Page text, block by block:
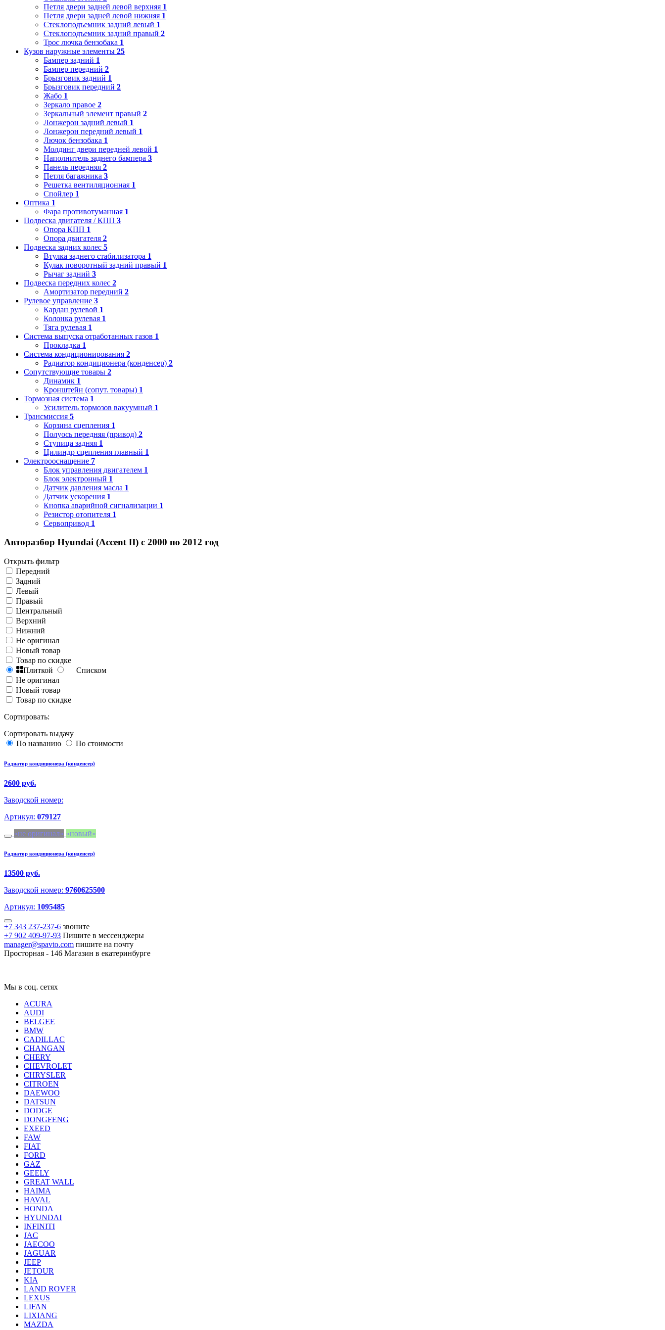
Петля двери задней левой верхняя 1
Петля двери задней левой нижняя 1
Стеклоподъемник задний левый 1
Стеклоподъемник задний правый 2
Трос лючка бензобака 1
Кузов наружные элементы 25
Бампер задний 1
Бампер передний 2
Брызговик задний 1
Брызговик передний 2
Жабо 1
Зеркало правое 2
Зеркальный элемент правый 2
Лонжерон задний левый 1
Лонжерон передний левый 1
Лючок бензобака 1
Молдинг двери передней левой 1
Наполнитель заднего бампера 3
Панель передняя 2
Петля багажника 3
Решетка вентиляционная 1
Спойлер 1
Оптика 1
Фара противотуманная 1
Подвеска двигателя / КПП 3
Опора КПП 1
Опора двигателя 2
Подвеска задних колес 5
Втулка заднего стабилизатора 1
Кулак поворотный задний правый 1
Рычаг задний 3
Подвеска передних колес 2
Амортизатор передний 2
Рулевое управление 3
Кардан рулевой 1
Колонка рулевая 1
Тяга рулевая 1
Система выпуска отработанных газов 1
Прокладка 1
Система кондиционирования 2
Радиатор кондиционера (конденсер) 2
Сопутствующие товары 2
Динамик 1
Кронштейн (сопут. товары) 1
Тормозная система 1
Усилитель тормозов вакуумный 1
Трансмиссия 5
Корзина сцепления 1
Полуось передняя (привод) 2
Ступица задняя 1
Цилиндр сцепления главный 1
Электрооснащение 7
Блок управления двигателем 1
Блок электронный 1
Датчик давления масла 1
Датчик ускорения 1
Кнопка аварийной сигнализации 1
Резистор отопителя 1
Сервопривод 1
Авторазбор Hyundai (Accent II) с 2000 по 2012 год
Открыть фильтр
Передний
Задний
Левый
Правый
Центральный
Верхний
Нижний
Не оригинал
Новый товар
Товар по скидке
Плиткой
Списком
Не оригинал
Новый товар
Товар по скидке
Сортировать:
Сортировать выдачу
По названию
По стоимости
Радиатор кондиционера (конденсер)
2600 руб.
Заводской номер:
Артикул: 079127
не оригинал
новый
Радиатор кондиционера (конденсер)
13500 руб.
Заводской номер: 9760625500
Артикул: 1095485
+7 343 237-237-6 звоните
+7 902 409-97-93 Пишите в мессенджеры
manager@spavto.com пишите на почту
Просторная - 146 Магазин в екатеринбурге
Мы в соц. сетях
ACURA
AUDI
BELGEE
BMW
CADILLAC
CHANGAN
CHERY
CHEVROLET
CHRYSLER
CITROEN
DAEWOO
DATSUN
DODGE
DONGFENG
EXEED
FAW
FIAT
FORD
GAZ
GEELY
GREAT WALL
HAIMA
HAVAL
HONDA
HYUNDAI
INFINITI
JAC
JAECOO
JAGUAR
JEEP
JETOUR
KIA
LAND ROVER
LEXUS
LIFAN
LIXIANG
MAZDA